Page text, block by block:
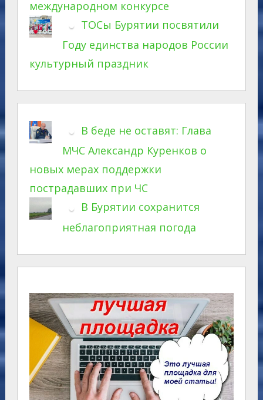
международном конкурсе
ТОСы Бурятии посвятили
Году единства народов России
культурный праздник
В беде не оставят: Глава
МЧС Александр Куренков о
новых мерах поддержки
пострадавших при ЧС
В Бурятии сохранится
неблагоприятная погода